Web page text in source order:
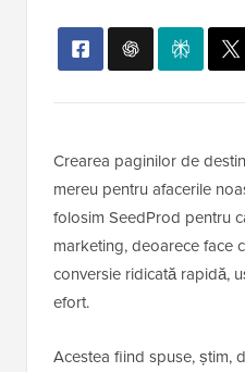
Crearea paginilor de
mereu pentru afacerile
folosim SeedProd pentru
marketing, deoarece face
conversie ridicată rapidă,
efort.
Acestea fiind spuse, știm,